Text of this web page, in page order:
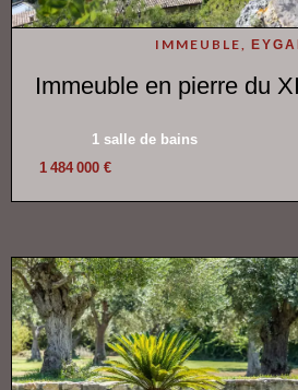
IMMEUBLE,
Immeuble en pierre du
1 salle de bains
1 484 000 €